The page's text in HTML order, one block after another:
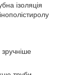
ізоляція